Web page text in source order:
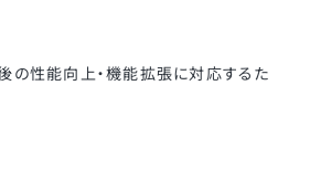
の性能向上・機能拡張に対応するた